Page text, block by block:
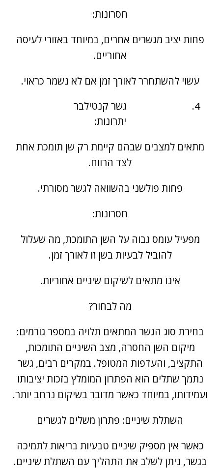
חסרונות:
פחות יציב מגשרים אחרים, במיוחד באזורי לעיסה
אחוריים.
עשוי להשתחרר לאורך זמן אם לא נשמר כראוי.
גשר קנטילבר
יתרונות:
מתאים למצבים שבהם קיימת רק שן תומכת אחת
לצד הרווח.
פחות פולשני בהשוואה לגשר מסורתי.
חסרונות:
מפעיל עומס גבוה על השן התומכת, מה שעלול
להוביל לבעיות בשן זו לאורך זמן.
אינו מתאים לשיקום שיניים אחוריות.
מה לבחור?
בחירת סוג הגשר המתאים תלויה במספר גורמים:
מיקום השן החסרה, מצב השיניים התומכות,
התקציב, והעדפות המטופל. במקרים רבים, גשר
נתמך שתלים הוא הפתרון המומלץ בזכות יציבותו
ועמידותו, במיוחד כאשר מדובר בשיקום נרחב יותר.
השתלת שיניים: פתרון משלים לגשרים
כאשר אין מספיק שיניים טבעיות בריאות לתמיכה
בגשר, ניתן לשלב את התהליך עם השתלת שיניים.